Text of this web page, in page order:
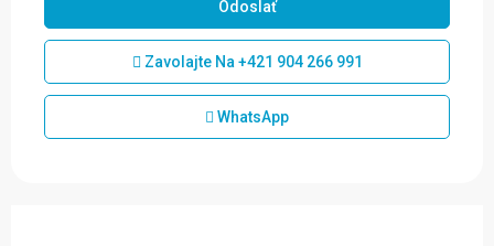
Zavolajte Na +421 904 266 991
WhatsApp